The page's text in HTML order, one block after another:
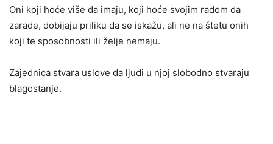
Oni koji hoće više da imaju, koji hoće svojim radom da
zarade, dobijaju priliku da se iskažu, ali ne na štetu onih
koji te sposobnosti ili želje nemaju.
Zajednica stvara uslove da ljudi u njoj slobodno stvaraju
blagostanje.